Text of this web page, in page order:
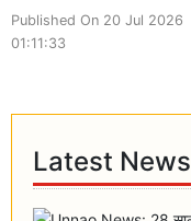
Published On 20 Jul 2026
01:11:33
Latest News